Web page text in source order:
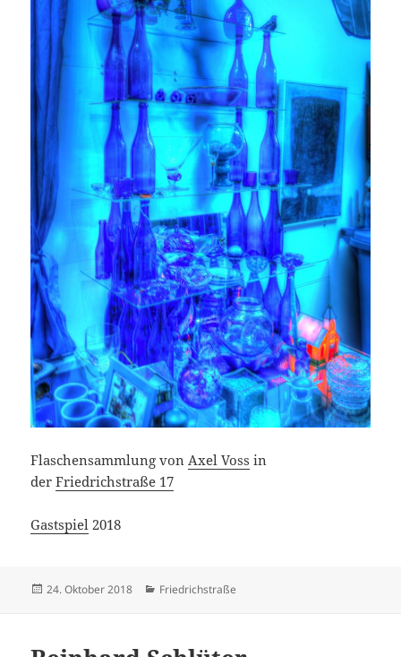
Flaschensammlung vonAxel Voss in
derFriedrichstraße 17
Gastspiel 2018
Veröffentlicht
24. Oktober 2018 Kategorien
Friedrichstraße